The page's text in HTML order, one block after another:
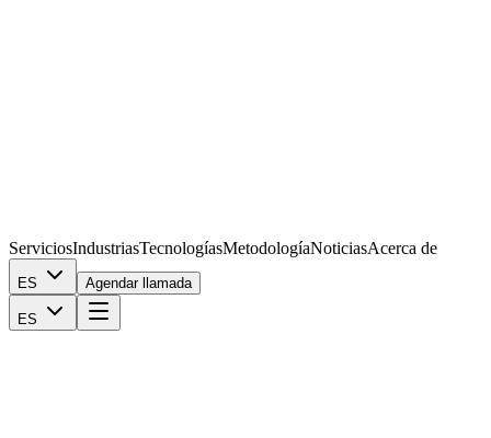
ServiciosIndustriasTecnologíasMetodologíaNoticiasAcerca de
ES Agendar llamada
ES